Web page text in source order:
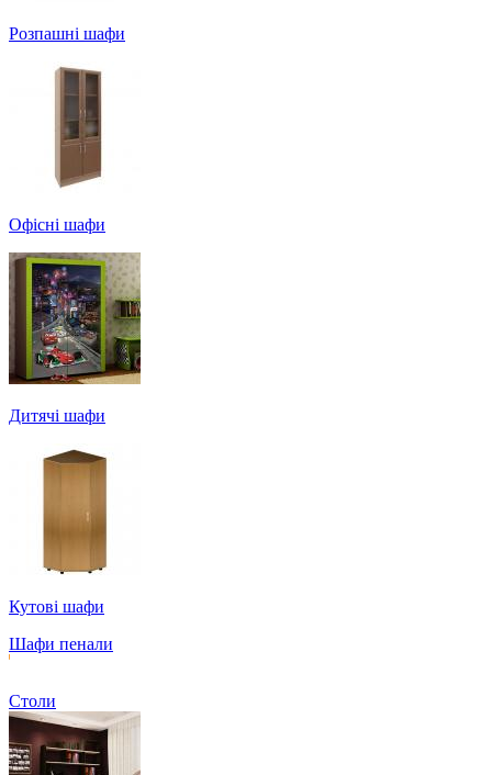
Розпашні шафи
Офісні шафи
Дитячі шафи
Кутові шафи
Шафи пенали
Столи